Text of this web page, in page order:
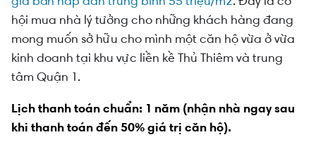
hội mua nhà lý tưởng cho những khách hàng đang
mong muốn sở hữu cho mình một căn hộ vừa ở vừa
kinh doanh tại khu vực liền kề Thủ Thiêm và trung
tâm Quận 1.
Lịch thanh toán chuẩn: 1 năm (nhận nhà ngay sau
khi thanh toán đến 50% giá trị căn hộ).